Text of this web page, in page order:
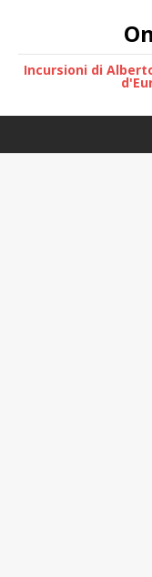
Incursioni di